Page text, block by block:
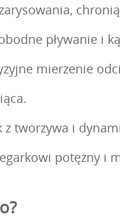
pływanie i
mierzenie
tworzywa i
potężny i